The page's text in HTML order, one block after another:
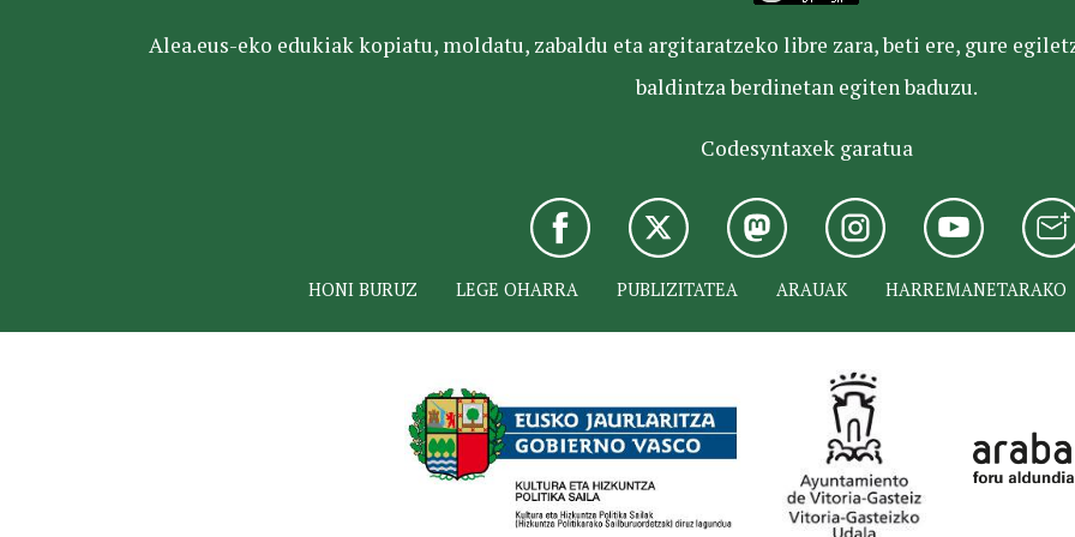
Alea.eus-eko edukiak kopiatu, moldatu, zabaldu eta argitaratzeko libre zara, beti ere, gure
baldintza berdinetan egiten baduzu.
Codesyntaxek garatua
HONI BURUZ LEGE OHARRA PUBLIZITATEA ARAUAK HARREMANETARAKO